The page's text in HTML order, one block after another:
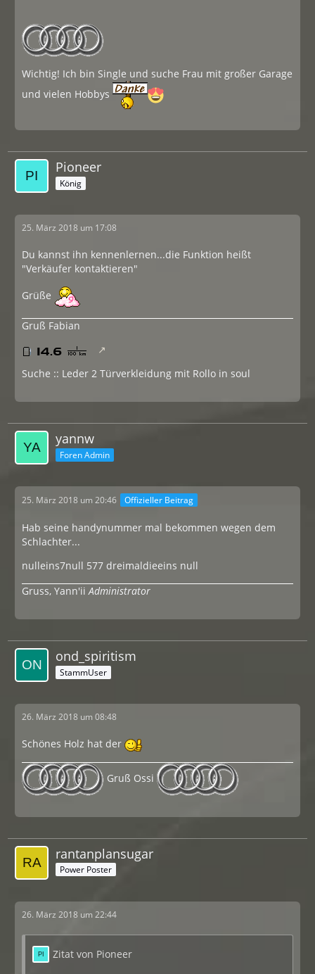
Wichtig! Ich bin Single und suche Frau mit großer Garage
und vielen Hobbys
Pioneer
König
25. März 2018 um 17:08
Du kannst ihn kennenlernen...die Funktion heißt
"Verkäufer kontaktieren"
Grüße
Gruß Fabian
Suche :: Leder 2 Türverkleidung mit Rollo in soul
yannw
Foren Admin
25. März 2018 um 20:46 Offizieller Beitrag
Hab seine handynummer mal bekommen wegen dem
Schlachter...
nulleins7null 577 dreimaldieeins null
Gruss, Yann'iiAdministrator
ond_spiritism
StammUser
26. März 2018 um 08:48
Schönes Holz hat der
Gruß Ossi
rantanplansugar
Power Poster
26. März 2018 um 22:44
Zitat von Pioneer